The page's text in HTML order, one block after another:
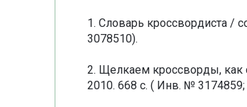
1. Словарь кроссвордиста /
3078510).
2. Щелкаем кроссворды, как
2010. 668 с. ( Инв. № 3174859;